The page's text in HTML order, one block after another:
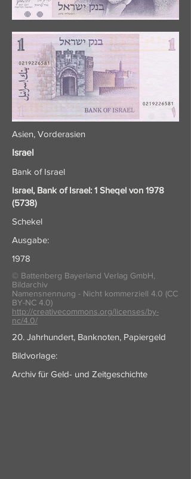
Asien, Vorderasien
Israel
Bank of Israel
Israel, Bank of Israel: 1 Sheqel von 1978
(5738)
Schekel
Ausgabe:
1978
© Battenberg Bayerland Verlag GmbH,
Bildarchiv
Namensnennung - Nicht kommerziell 4.0 (CC
BY-NC 4.0)
http://creativecommons.org/licenses/by-
nc/4.0/
20. Jahrhundert, Banknoten, Papiergeld
Bildvorlage:
Archiv für Geld- und Zeitgeschichte